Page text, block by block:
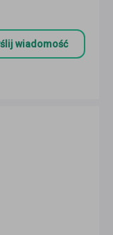
wiadomość